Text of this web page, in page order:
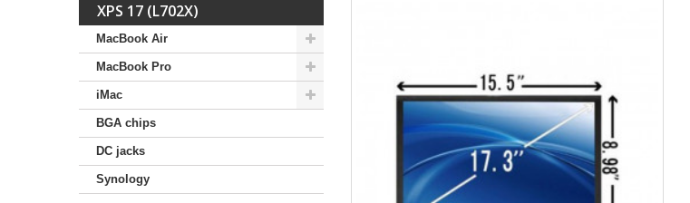
XPS 17 (L702X)
MacBook Air
MacBook Pro
iMac
BGA chips
DC jacks
Synology